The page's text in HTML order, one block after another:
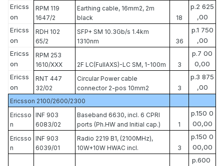
Ericss
on
RPM 119
1647/2
Earthing cable, 16mm2, 2m
black
18
р.2 625
,00
Ericss
on
RDH 102
65/2
SFP+ SM 10.3Gb/s 1.4km
1310nm
36
р.1 750
,00
Ericss
on
RPM 253
1610/XXX
2F LC(FullAXS)-LC SM, 1-100m 3
р.7 00
0,00
Ericss
on
RNT 447
32/02
Circular Power cable
connector 2-pos 10mm2
3
р.3 875
,00
Ericsson 2100/2600/2300
Ericsso
n
INF 903
6083/02
Baseband 6630, incl. 6 CPRI
ports (Ph.HW and Initial cap.)
1
р.150 0
00,00
Ericsso
n
INF 903
6039/01
Radio 2219 B1, (2100MHz),
10W+10W HWAC incl.
3
р.150 0
00,00
р.600